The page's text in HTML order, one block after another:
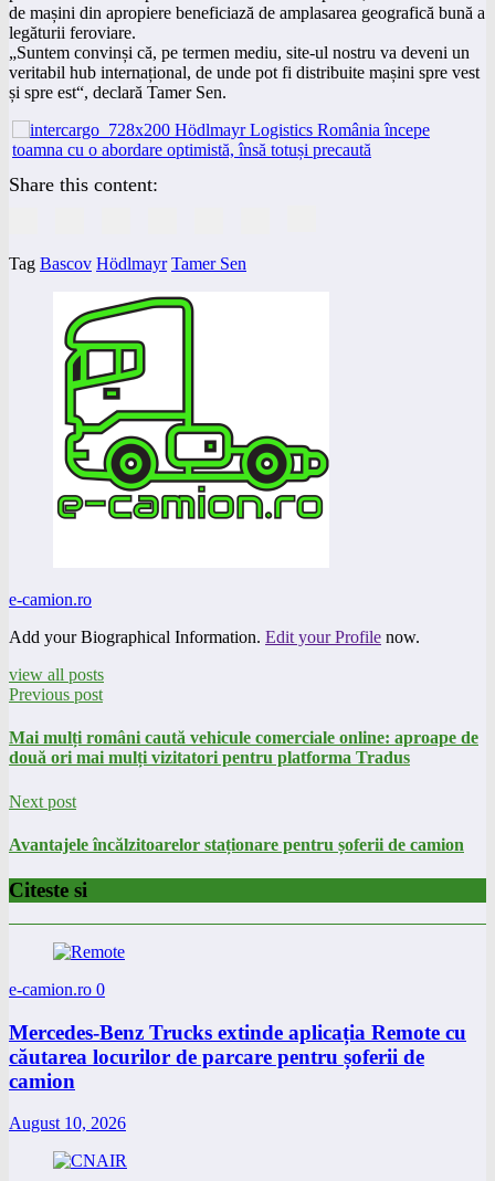
de mașini din apropiere beneficiază de amplasarea geografică bună a
legăturii feroviare.
„Suntem convinși că, pe termen mediu, site-ul nostru va deveni un
veritabil hub internațional, de unde pot fi distribuite mașini spre vest
și spre est“, declară Tamer Sen.
Share this content:
Tag Bascov Hödlmayr Tamer Sen
e-camion.ro
Add your Biographical Information. Edit your Profile now.
view all posts
Previous post
Mai mulți români caută vehicule comerciale online: aproape de
două ori mai mulți vizitatori pentru platforma Tradus
Next post
Avantajele încălzitoarelor staționare pentru șoferii de camion
Citeste si
e-camion.ro 0
Mercedes-Benz Trucks extinde aplicația Remote cu
căutarea locurilor de parcare pentru șoferii de
camion
August 10, 2026